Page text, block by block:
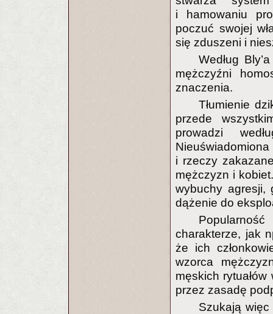
i hamowaniu
poczuć swojej
się zduszeni i
Według
mężczyźni
znaczenia.
Tłumienie
przede
prowadzi
Nieuświadomiona
i rzeczy
mężczyzn i
wybuchy agresji,
dążenie do
charakterze, jak
że ich
wzorca
męskich
przez zasadę
Szukają